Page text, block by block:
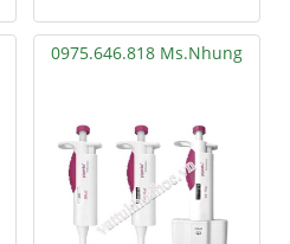
0975.646.818 Ms.Nhung